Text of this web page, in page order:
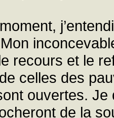
recours et le
celles des
ouvertes.
de la